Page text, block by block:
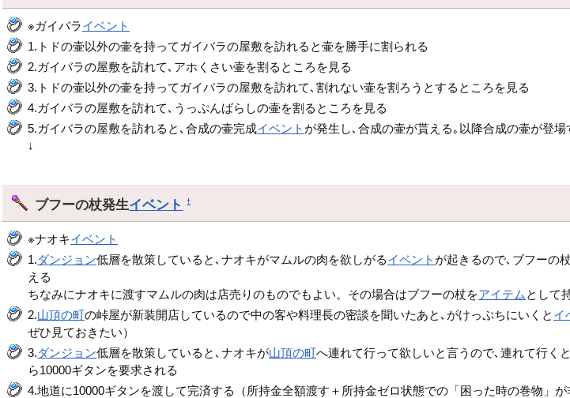
※ガイバライベント
1.トドの壷以外の壷を持ってガイバラの屋敷を訪れると壷を勝手に割られる
2.ガイバラの屋敷を訪れて､アホくさい壷を割るところを見る
3.トドの壷以外の壷を持ってガイバラの屋敷を訪れて､割れない壷を割ろうとするところを見る
4.ガイバラの屋敷を訪れて､うっぷんばらしの壷を割るところを見る
5.ガイバラの屋敷を訪れると､合成の壷完成イベント が発生し､合成の壷が貰える｡以降合成の壷が登場
↓
ブフーの杖発生イベント †
※ナオキイベント
1.ダンジョン低層を散策していると､ナオキがマムルの肉を欲しがるイベント が起きるので､ブフーの
える
ちなみにナオキに渡すマムルの肉は店売りのものでもよい。その場合はブフーの杖をアイテム として
2.山頂の町の峠屋が新装開店しているので中の客や料理長の密談を聞いたあと､がけっぷちにいくと イ
ぜひ見ておきたい）
3.ダンジョン低層を散策していると､ナオキが山頂の町へ連れて行って欲しいと言うので､連れて行くと
ら10000ギタンを要求される
4.地道に10000ギタンを渡して完済する（所持金全額渡す＋所持金ゼロ状態での「困った時の巻物」